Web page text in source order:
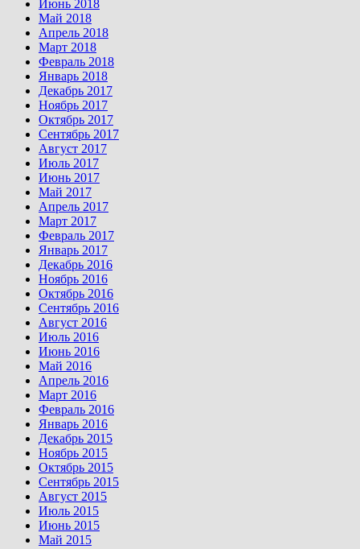
Июнь 2018
Май 2018
Апрель 2018
Март 2018
Февраль 2018
Январь 2018
Декабрь 2017
Ноябрь 2017
Октябрь 2017
Сентябрь 2017
Август 2017
Июль 2017
Июнь 2017
Май 2017
Апрель 2017
Март 2017
Февраль 2017
Январь 2017
Декабрь 2016
Ноябрь 2016
Октябрь 2016
Сентябрь 2016
Август 2016
Июль 2016
Июнь 2016
Май 2016
Апрель 2016
Март 2016
Февраль 2016
Январь 2016
Декабрь 2015
Ноябрь 2015
Октябрь 2015
Сентябрь 2015
Август 2015
Июль 2015
Июнь 2015
Май 2015